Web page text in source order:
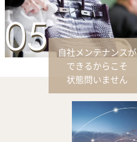
05
自社メンテナンスが
できるからこそ
状態問いません